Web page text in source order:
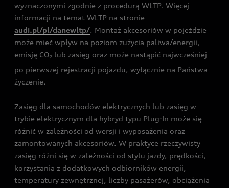
wyznaczonymi zgodnie z procedurą WLTP. Więcej
informacji na temat WLTP na stronie
audi.pl/pl/danewltp/. Montaż akcesoriów w pojeździe
może mieć wpływ na poziom zużycia paliwa/energii,
emisję CO2 lub zasięg oraz może nastąpić najwcześniej
po pierwszej rejestracji pojazdu, wyłącznie na Państwa
życzenie.
Zasięg dla samochodów elektrycznych lub zasięg w
trybie elektrycznym dla hybryd typu Plug-In może się
różnić w zależności od wersji i wyposażenia oraz
zamontowanych akcesoriów. W praktyce rzeczywisty
zasięg różni się w zależności od stylu jazdy, prędkości,
korzystania z dodatkowych odbiorników energii,
temperatury zewnętrznej, liczby pasażerów, obciążenia